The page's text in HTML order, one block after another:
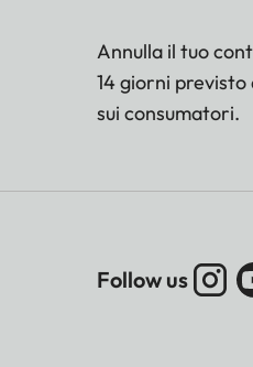
Annulla il tuo
14 giorni
sui consumatori.
Follow us